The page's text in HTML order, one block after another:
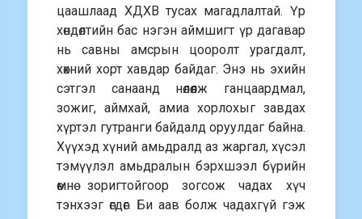
цаашлаад ХДХВ тусах магадлалтай. Үр
хөндөлтийн бас нэгэн аймшигт үр дагавар
нь савны амсрын цооролт урагдалт,
хөхний хорт хавдар байдаг. Энэ нь эхийн
сэтгэл санаанд нөлөөлж ганцаардмал,
зожиг, аймхай, амиа хорлохыг завдах
хүртэл гутранги байдалд оруулдаг байна.
Хүүхэд хүний амьдралд аз жаргал, хүсэл
тэмүүлэл амьдралын бэрхшээл бүрийн
өмнө зоригтойгоор зогсож чадах хүч
тэнхээг өгдөг. Би аав болж чадахгүй гэж